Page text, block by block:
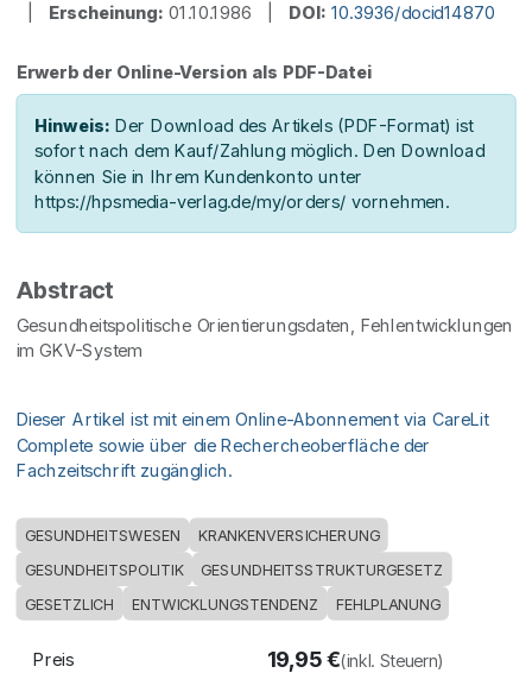
Erscheinung: 01.10.1986 | DOI: 10.3936/docid14870
Erwerb der Online-Version als PDF-Datei
Hinweis: Der Download des Artikels (PDF-Format) ist
sofort nach dem Kauf/Zahlung möglich. Den Download
können Sie in Ihrem Kundenkonto unter
https://hpsmedia-verlag.de/my/orders/ vornehmen.
Abstract
Gesundheitspolitische Orientierungsdaten, Fehlentwicklungen
im GKV-System
Dieser Artikel ist mit einem Online-Abonnement via CareLit
Complete sowie über die Rechercheoberfläche der
Fachzeitschrift zugänglich.
GESUNDHEITSWESEN KRANKENVERSICHERUNG
GESUNDHEITSPOLITIK
GESUNDHEITSSTRUKTURGESETZ
GESETZLICH
ENTWICKLUNGSTENDENZ FEHLPLANUNG
Preis 19,95€(inkl. Steuern)